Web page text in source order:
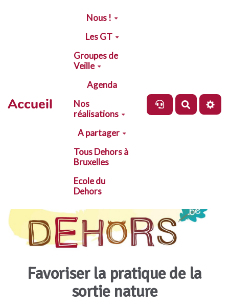
Aller au contenu principal
Accueil
Nous !
Les GT
Groupes de
Veille
Agenda
Nos
réalisations
A partager
Tous Dehors à
Bruxelles
Ecole du
Dehors
Favoriser la pratique de la
sortie nature